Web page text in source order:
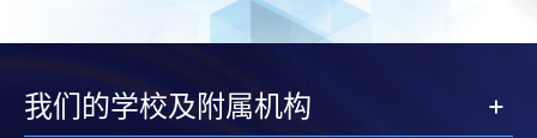
我们的学校及附属机构